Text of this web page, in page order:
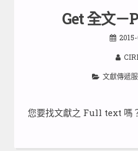
Get 全文－
文獻傳遞
您要找文獻之 Full text 嗎